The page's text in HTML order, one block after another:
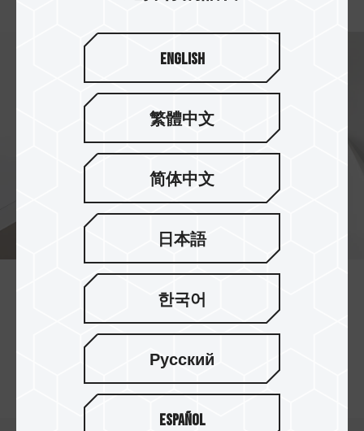
有效減碳護地球
每個 C175 ECO 淨零碟可減少 69%碳排放量
100,000 個相當於節省近20 萬 3000 張 A4 紙
English
繁體中文
简体中文
日本語
한국어
Русский
Español